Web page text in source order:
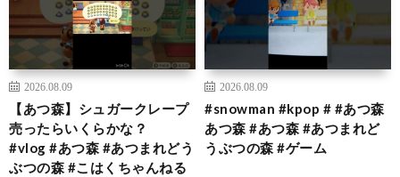
2026.08.09
【あつ森】シュガークレープ
売ったらいくらかな？
#vlog #あつ森 #あつまれどう
ぶつの森 #こはくちゃんねる
2026.08.09
#snowman #kpop # #あつ森
あつ森 #あつ森 #あつまれど
うぶつの森 #ゲーム